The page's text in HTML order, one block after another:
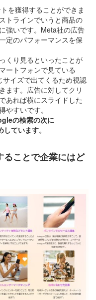
を獲得することができま
トラインでいうと商品の
強いです。Meta社の広告
定のパフォーマンスを保
くり見るといったことが
ートフォンで見ている
イズで出てくるため視認
ます。広告に対してクリ
あれば横にスライドした
すいです。
の検索の次に
ています。
ることで企業にはど